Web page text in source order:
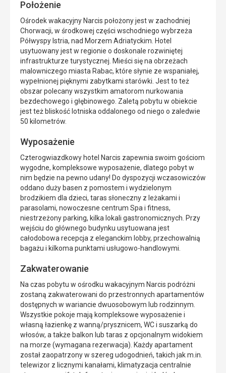
Położenie
Ośrodek wakacyjny Narcis położony jest w zachodniej
Chorwacji, w środkowej części wschodniego wybrzeża
Półwyspy Istria, nad Morzem Adriatyckim. Hotel
usytuowany jest w regionie o doskonale rozwiniętej
infrastrukturze turystycznej. Mieści się na obrzeżach
malowniczego miasta Rabac, które słynie ze wspaniałej,
wypełnionej pięknymi zabytkami starówki. Jest to też
obszar polecany wszystkim amatorom nurkowania
bezdechowego i głębinowego. Zaletą pobytu w obiekcie
jest też bliskość lotniska oddalonego od niego o zaledwie
50 kilometrów.
Wyposażenie
Czterogwiazdkowy hotel Narcis zapewnia swoim gościom
wygodne, kompleksowe wyposażenie, dlatego pobyt w
nim będzie na pewno udany! Do dyspozycji wczasowiczów
oddano duży basen z pomostem i wydzielonym
brodzikiem dla dzieci, taras słoneczny z leżakami i
parasolami, nowoczesne centrum Spa i fitness,
niestrzeżony parking, kilka lokali gastronomicznych. Przy
wejściu do głównego budynku usytuowana jest
całodobowa recepcja z eleganckim lobby, przechowalnią
bagażu i kilkoma punktami usługowo-handlowymi.
Zakwaterowanie
Na czas pobytu w ośrodku wakacyjnym Narcis podróżni
zostaną zakwaterowani do przestronnych apartamentów
dostępnych w wariancie dwuosobowym lub rodzinnym.
Wszystkie pokoje mają kompleksowe wyposażenie i
własną łazienkę z wanną/prysznicem, WC i suszarką do
włosów, a także balkon lub taras z opcjonalnym widokiem
na morze (wymagana rezerwacja). Każdy apartament
został zaopatrzony w szereg udogodnień, takich jak m.in.
telewizor z licznymi kanałami, klimatyzacja centralnie